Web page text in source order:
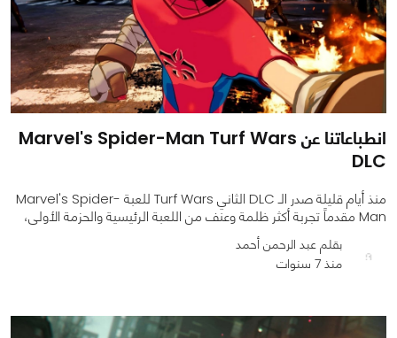
انطباعاتنا عن Marvel's Spider-Man Turf Wars
DLC
منذ أيام قليلة صدر الـ DLC الثاني Turf Wars للعبة Marvel's Spider-
Man مقدماً تجربة أكثر ظلمة وعنف من اللعبة الرئيسية والحزمة الأولى،
بقلم عبد الرحمن أحمد
منذ 7 سنوات